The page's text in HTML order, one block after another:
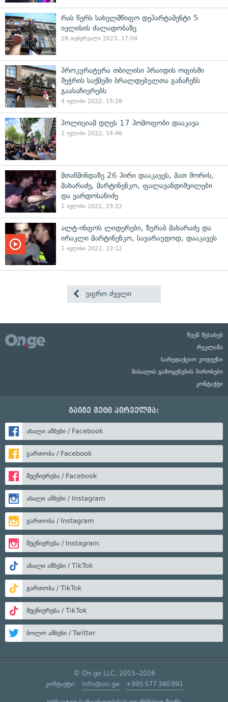
რას წერს სახელმწიფო დეპარტამენტი 5
ივლისის ძალადობაზე
28 თებერვალი 2023, 17:04
პროკურატურა თბილისი პრაიდის ოფისში
შეჭრის საქმეში ბრალდებულთა განაჩენს
გაასაჩივრებს
4 ივლისი 2022, 15:28
პოლიციამ დღეს 17 ჰომოფობი დააკავა
2 ივლისი 2022, 14:46
მთაწმინდაზე 26 პირი დააკავეს, მათ შორის,
მახარაძე, მარტინენკო, ფალავანდიშვილები
და ვარდოსანიძე
1 ივლისი 2022, 23:22
ალტ-ინფოს ლიდერები, ზურაბ მახარაძე და
ირაკლი მარტინენკო, სავარაუდოდ, დააკავეს
1 ივლისი 2022, 22:12
უფრო ძველი
ჩვენ შესახებ
რეკლამა
სარედაქციო კოდექსი
მასალის გამოყენების პირობები
კონტაქტი
გაიგე მეტი პირველმა:
ახალი ამბები / Facebook
გართობა / Facebook
მეცნიერება / Facebook
ახალი ამბები / Instagram
გართობა / Instagram
მეცნიერება / Instagram
ახალი ამბები / TikTok
გართობა / TikTok
მეცნიერება / TikTok
ბოლო ამბები / Twitter
© On.ge LLC, 2015–2026
კონტაქტი: info@on.ge +995 577 340 891